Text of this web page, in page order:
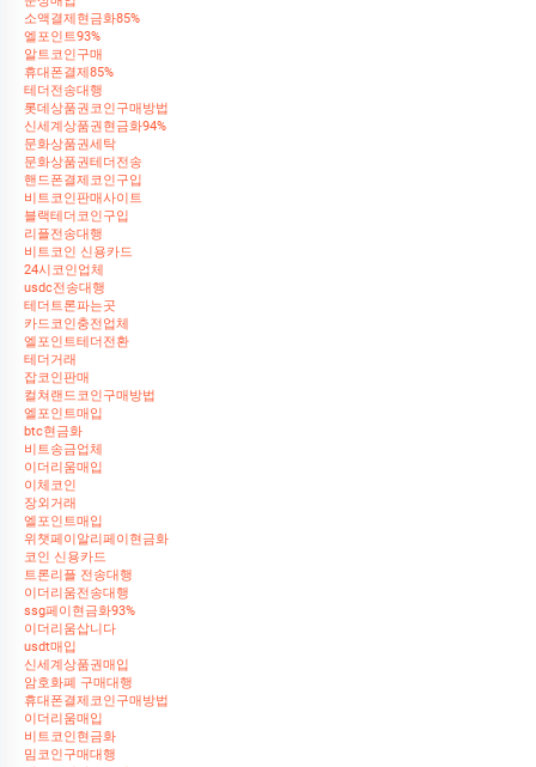
소액결제현금화85%
엘포인트93%
알트코인구매
휴대폰결제85%
테더전송대행
롯데상품권코인구매방법
신세계상품권현금화94%
문화상품권세탁
문화상품권테더전송
핸드폰결제코인구입
비트코인판매사이트
블랙테더코인구입
리플전송대행
비트코인 신용카드
24시코인업체
usdc전송대행
테더트론파는곳
카드코인충전업체
엘포인트테더전환
테더거래
잡코인판매
컬쳐랜드코인구매방법
엘포인트매입
btc현금화
비트송금업체
이더리움매입
이체코인
장외거래
엘포인트매입
위챗페이알리페이현금화
코인 신용카드
트론리플 전송대행
이더리움전송대행
ssg페이현금화93%
이더리움삽니다
usdt매입
신세계상품권매입
암호화폐 구매대행
휴대폰결제코인구매방법
이더리움매입
비트코인현금화
밈코인구매대행